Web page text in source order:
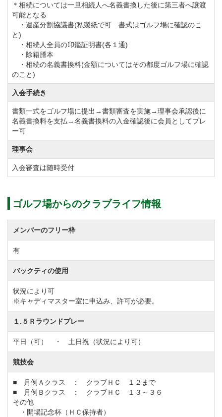
定めず当分の間延長します。
【現行の名義書換料】 正会員 300,000円（税別）
→ 【充当出来る金額】 200,000円
【現行の名義書換料】平日会員 300,000円（税別）
→ 【充当出来る金額】 200,000円
※消費税は充当不可
※新預り金証券額面の預託金据置期間は20ヶ年となる
名義書換料を下記のとおり改定しました。既に実施。
【改定前】正会員・平日会員共に330,000円(税込)
【改定後】正会員・平日会員共に220,000円(税込)
員資格保証預かり金額面より名義書換料に20万円を充
に伴い、 充当制度の一部を下記のとおり変更しまし
会員資格保証預かり金充当制度の変更点
充当の対象となる証券の額面を以下のとおり変更す
る。
【会員資格保証預かり金証券の額面】
額面80万円以上の証券 ⇒充当制度：適用可
額面60万円と40万円の証券⇒充当制度：適用不
◆周辺ゴルフ場
「ダイヤグリーン倶楽部」 「霞ヶ浦カントリー倶楽
部」 「かすみがうらＯＧＭゴルフクラブ」
＊相続については一旦相続人へ名義書換した後に第三者へ譲渡
可能となる
・遺産分割協議書(私製紙で可 書式はゴルフ場に確認のこ
と)
・相続人全員の印鑑証明書(各１通)
・除籍謄本
・相続の名義書換料(金額についてはその都度ゴルフ場に確認
のこと)
入会手続き
書類一式をゴルフ場に提出→書類審査を実施→理事会承認後に
名義書換料を支払→名義書換料の入金確認後に会員としてプレ
ー可
理事会
入会審査は随時受付
ゴルフ場からのクラブライフ情報
メンバーのフリー枠
有
バックティの使用
状況により可
※キャディマスター室に申込み、許可が必要。
１.５Ｒラウンドプレー
平日（可） ・ 土日祝（状況により可）
競技会
■ 月例Ａクラス ： クラブＨＣ １２まで
■ 月例Ｂクラス ： クラブＨＣ １３～３６
その他
・開場記念杯（ＨＣ保持者）